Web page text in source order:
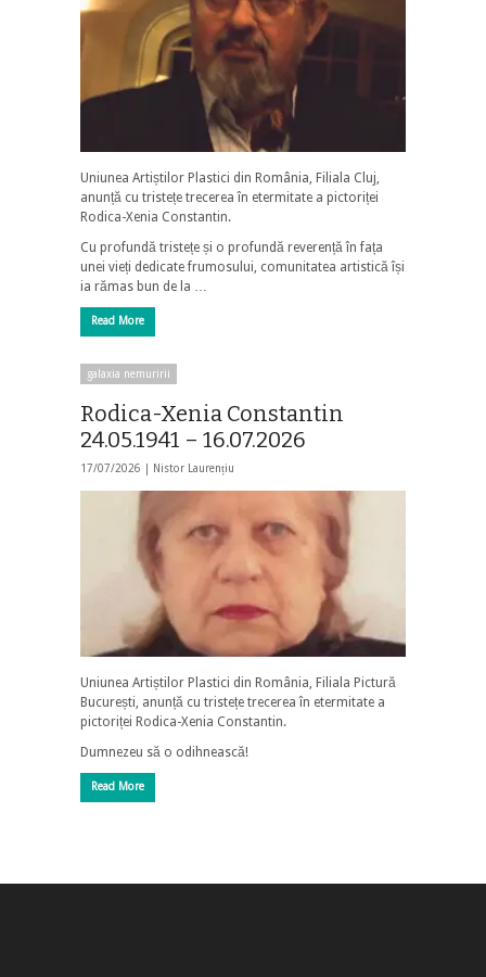
Uniunea Artiștilor Plastici din România, Filiala Cluj,
anunță cu tristețe trecerea în etermitate a pictoriței
Rodica-Xenia Constantin.
Cu profundă tristețe și o profundă reverență în fața
unei vieți dedicate frumosului, comunitatea artistică își
ia rămas bun de la …
Read More
galaxia nemuririi
Rodica-Xenia Constantin
24.05.1941 – 16.07.2026
17/07/2026 | Nistor Laurențiu
Uniunea Artiștilor Plastici din România, Filiala Pictură
București, anunță cu tristețe trecerea în etermitate a
pictoriței Rodica-Xenia Constantin.
Dumnezeu să o odihnească!
Read More